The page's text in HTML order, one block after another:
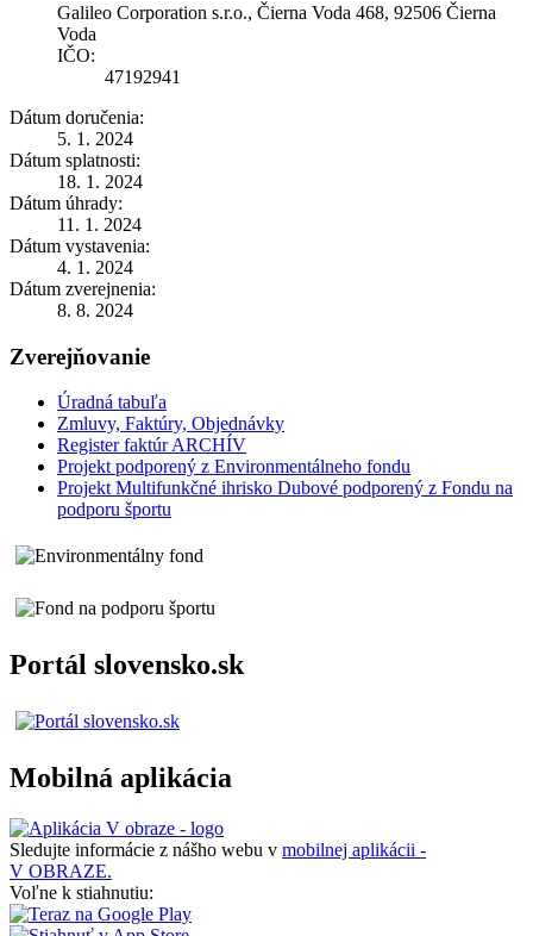
Galileo Corporation s.r.o., Čierna Voda 468, 92506 Čierna
Voda
IČO:
47192941
Dátum doručenia:
5. 1. 2024
Dátum splatnosti:
18. 1. 2024
Dátum úhrady:
11. 1. 2024
Dátum vystavenia:
4. 1. 2024
Dátum zverejnenia:
8. 8. 2024
Zverejňovanie
Úradná tabuľa
Zmluvy, Faktúry, Objednávky
Register faktúr ARCHÍV
Projekt podporený z Environmentálneho fondu
Projekt Multifunkčné ihrisko Dubové podporený z Fondu na
podporu športu
Portál slovensko.sk
Mobilná aplikácia
Sledujte informácie z nášho webu v mobilnej aplikácii -
V OBRAZE.
Voľne k stiahnutiu: